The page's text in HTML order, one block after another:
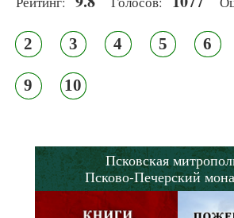
2 3 4 5 6
9 10
Псковская
Псково-Печерский